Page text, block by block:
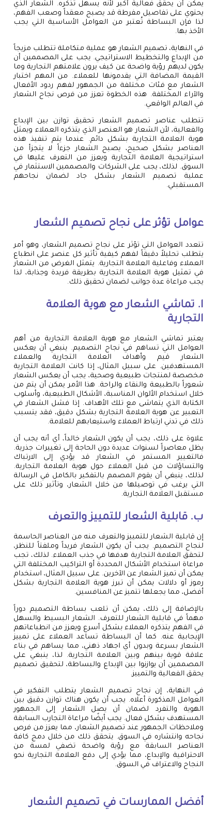
يمكن أن يحقق فعالية أكبر لأنه يسهل تذكره. الشعار الذي
يحتوي على تفاصيل مفرطة قد يصبح معقداً وصعب الفهم،
لذا فإن البساطة تُعتبر من العوامل الأساسية التي يجب
الأخذ بها.
في النهاية، تصميم الشعار هو عملية متكاملة تتطلب مزيجاً
من الإبداع والتخطيط الاستراتيجي. يجب على المصممين أن
يكون لديهم رؤية واضحة عن كيف يرون علامتهم التجارية وما
القيمة المضافة التي يقدمونها للعملاء. من المهم اختبار
الشعار مع فئات مختلفة من الجمهور لفهم ردود الأفعال
والآراء المختلفة. هذه الخطوة تعزز من فرص نجاح الشعار
في العالم الواقعي.
تتطلب عناصر تصميم الشعار تحقيق توازن بين الإبداع
والفعالية، لأن الشعار هو العنصر الذي يتذكره العملاء ويمثل
هوية العلامة التجارية بشكل دائم. عندما يتم تنفيذ هذه
العناصر بشكل صحيح، يصبح الشعار جزءاً لا يتجزأ من
استراتيجية العلامة التجارية ويعزز من التعرف عليها في
السوق. لذلك، يجب على الشركات والمصممين الاستثمار في
عملية تصميم الشعار بشكل جاد لضمان نجاحهم
المستقبلي.
عوامل تؤثر على نجاح تصميم الشعار
تتعدد العوامل التي تؤثر على نجاح تصميم الشعار، وهو أمر
يتطلب تحليلاً دقيقاً لفهم كيفية تأثير كل عنصر على انطباع
العملاء وفاعلية العلامة التجارية. يتمثل الغرض من الشعار
في تمثيل هوية العلامة التجارية بطريقة فريدة وجذابة، لذا
يجب مراعاة عدة جوانب لضمان تحقيق ذلك.
ا. تماشي الشعار مع هوية العلامة
التجارية
يعتبر تماشي الشعار مع هوية العلامة التجارية من أهم
العوامل التي تساهم في نجاح التصميم. ينبغي أن يعكس
الشعار قيم وأهداف العلامة التجارية والعملاء
المستهدفين. على سبيل المثال، إذا كانت العلامة التجارية
مخصصة لمنتجات طبيعية وصحية، يجب أن يعكس الشعار
شعوراً بالطبيعة والنقاء والراحة. هذا الأمر يمكن أن يتم من
خلال استخدام الألوان المناسبة، الأشكال الطبيعية، وأسلوب
الكتابة الذي يتماشى مع تلك الأهداف. إذا فشل الشعار في
التعبير عن هوية العلامة التجارية بشكل دقيق، فقد يتسبب
ذلك في تدني ارتباط العملاء واستيعابهم للعلامة.
علاوة على ذلك، يجب أن يكون الشعار خالداً، أي أنه يجب أن
يظل معاصراً لسنوات عديدة دون الحاجة إلى تغييرات جذرية.
فالتغيير المستمر في الشعار قد يؤدي إلى الارتباك
والتساؤلات من قبل العملاء حول هوية العلامة التجارية.
لذلك، ينبغي أن يقوم المصمم بالتفكير بالكامل في الرسالة
التي يرغب في توصيلها من خلال الشعار، وتأثير ذلك على
مستقبل العلامة التجارية.
ب. قابلية الشعار للتمييز والتعرف
إن قابلية الشعار للتمييز والتعرف منه من العناصر الحاسمة
لنجاح التصميم. يجب أن يكون الشعار فريداً وملفتاً للنظر،
لتحقق العلامة التجارية هدفها في جذب العملاء. لذلك، تجب
مراعاة استخدام الأشكال المحددة أو التراكيب المختلفة التي
يمكن أن تميز الشعار عن الآخرين. على سبيل المثال، استخدام
رموز أو دلالات يمكن أن تبرز هوية العلامة التجارية بشكل
أفضل، مما يجعلها تتميز عن المنافسين.
بالإضافة إلى ذلك، يمكن أن تلعب بساطة التصميم دوراً
مهماً في قابلية الشعار للتعرف. الشعار البسيط والسهل
في الفهم يتذكره العملاء بشكل أسرع ويعزز من انطباعاتهم
الإيجابية عنه. كما أن البساطة تساعد العملاء على تمييز
الشعار بسرعة وبدون أي اجهاد ذهني، مما يساهم في بناء
علاقة قوية بينهم وبين العلامة التجارية. لذا، ينبغي على
المصممين أن يوازنوا بين الإبداع والبساطة، لتحقيق تصميم
يحقق الفعالية والتمييز.
في النهاية، إن نجاح تصميم الشعار يتطلب التفكير في
العوامل المذكورة أعلاه. يجب أن يكون هناك توازن دقيق بين
الهوية والتفرد لضمان أن يصل الشعار إلى الجمهور
المستهدف بشكل فعال. يجب أيضًا مراعاة التجارب السابقة
وملاحظات الجمهور عند تصميم الشعار، مما يعزز من فرص
نجاحه وانتشاره في السوق. يتحقق ذلك من خلال دمج كافة
العناصر السابقة مع رؤية واضحة تضفي لمسة من
الاحترافية والإبداع، مما يؤدي إلى دفع العلامة التجارية نحو
النجاح والاعتراف في السوق.
أفضل الممارسات في تصميم الشعار